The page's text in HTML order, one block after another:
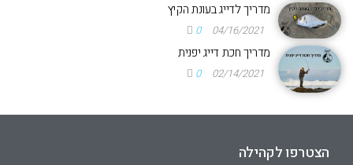
מדריך לדייג בעונת הקיץ
04/16/2021
0
מדריך חכת דייג יפנית
02/14/2021
0
הצטרפו לקהילה